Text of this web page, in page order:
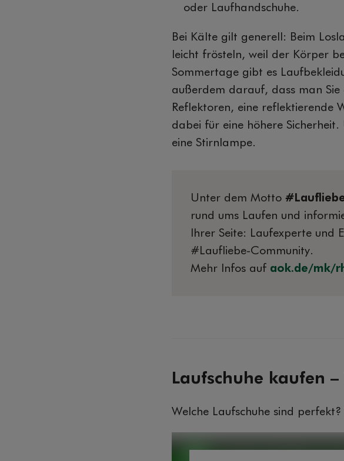
oder Laufhandschuhe.
Bei Kälte gilt generell: Beim
leicht frösteln, weil der Körper
Sommertage gibt es
außerdem darauf, dass man Sie
Reflektoren, eine reflektierende
dabei für eine höhere
eine Stirnlampe.
Unter dem Motto
rund ums Laufen und
Ihrer Seite: Laufexperte und
#Laufliebe-Community.
Mehr Infos auf aok.de/mk/
Laufschuhe kaufen
Welche Laufschuhe sind